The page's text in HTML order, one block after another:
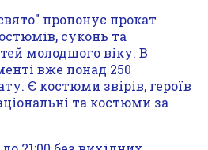
пропонує прокат
суконь та
молодшого віку. В
вже понад 250
Є костюми звірів, героїв
та костюми за